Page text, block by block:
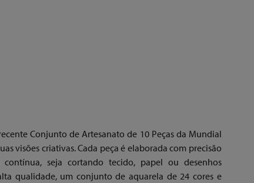
Conjunto de Artesanato de 10 Peças da Mundial
visões criativas. Cada peça é elaborada com precisão
seja cortando tecido, papel ou desenhos
qualidade, um conjunto de aquarela de 24 cores e